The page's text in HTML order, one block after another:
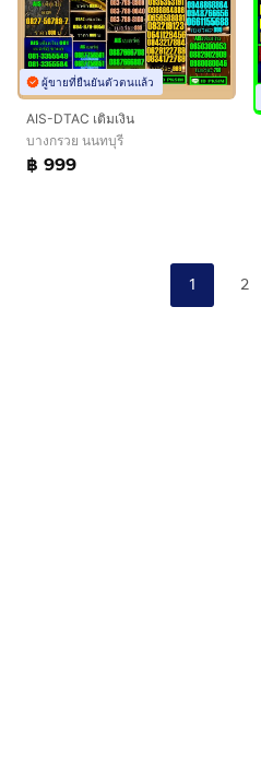
ผู้ขายที่ยืนยันตัวตนแล้ว
AIS-DTAC เติมเงิน
บางกรวย นนทบุรี
฿ 999
1 2